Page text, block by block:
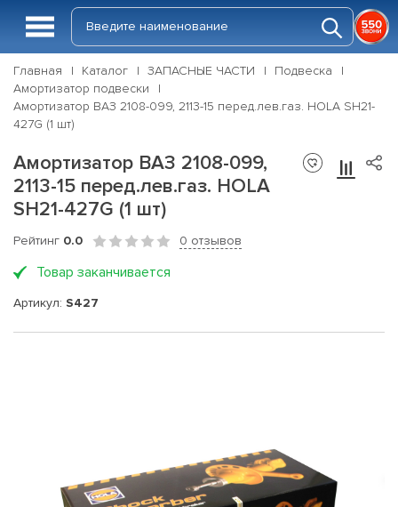
Главная Каталог ЗАПАСНЫЕ ЧАСТИ
Подвеска
Амортизатор подвески
Амортизатор ВАЗ 2108-099, 2113-15 перед.лев.газ. HOLA SH21-
427G (1 шт)
Амортизатор ВАЗ 2108-099,
2113-15 перед.лев.газ. HOLA
SH21-427G (1 шт)
Рейтинг 0.0 0 отзывов
Товар заканчивается
Артикул: S427